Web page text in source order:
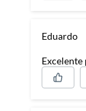
Eduardo